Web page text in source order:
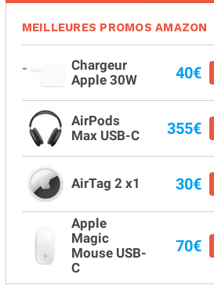
MEILLEURES PROMOS AMAZON
Chargeur
Apple 30W
40€
AirPods
Max USB-C
355€
AirTag 2 x1 30€
Apple
Magic
Mouse USB-
C
70€